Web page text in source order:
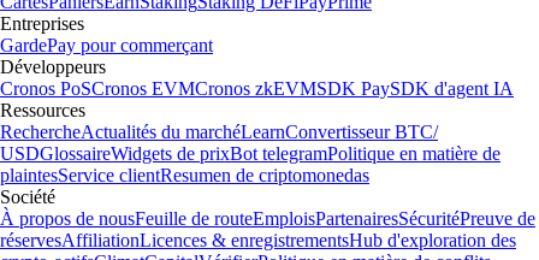
Entreprises
GardePay pour commerçant
Développeurs
Cronos PoSCronos EVMCronos zkEVMSDK PaySDK d'agent IA
Ressources
RechercheActualités du marchéLearnConvertisseur BTC/
USDGlossaireWidgets de prixBot telegramPolitique en matière de
plaintesService clientResumen de criptomonedas
Société
À propos de nousFeuille de routeEmploisPartenairesSécuritéPreuve de
réservesAffiliationLicences & enregistrementsHub d'exploration des